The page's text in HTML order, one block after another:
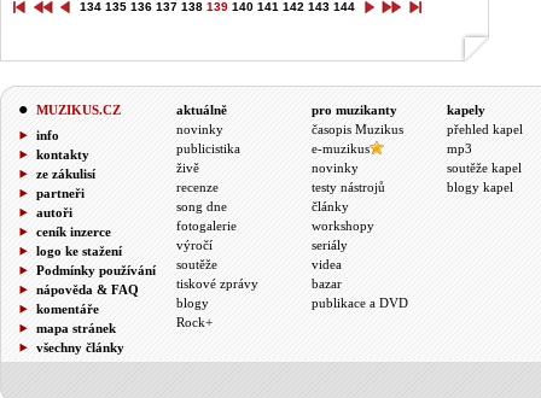
134 135 136 137 138 139 140 141 142 143 144
MUZIKUS.CZ
info
kontakty
ze zákulisí
partneři
autoři
ceník inzerce
logo ke stažení
Podmínky používání
nápověda & FAQ
komentáře
mapa stránek
všechny články
aktuálně
novinky
publicistika
živě
recenze
song dne
fotogalerie
výročí
soutěže
tiskové zprávy
blogy
Rock+
pro muzikanty
časopis Muzikus
e-muzikus
novinky
testy nástrojů
články
workshopy
seriály
videa
bazar
publikace a DVD
kapely
přehled kapel
mp3
soutěže kapel
blogy kapel